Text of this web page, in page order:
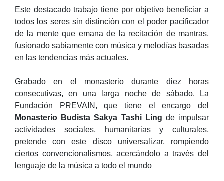
Este destacado trabajo tiene por objetivo beneficiar a
todos los seres sin distinción con el poder pacificador
de la mente que emana de la recitación de mantras,
fusionado sabiamente con música y melodías basadas
en las tendencias más actuales.
Grabado en el monasterio durante diez horas
consecutivas, en una larga noche de sábado. La
Fundación PREVAIN, que tiene el encargo del
Monasterio Budista Sakya Tashi Ling de impulsar
actividades sociales, humanitarias y culturales,
pretende con este disco universalizar, rompiendo
ciertos convencionalismos, acercándolo a través del
lenguaje de la música a todo el mundo